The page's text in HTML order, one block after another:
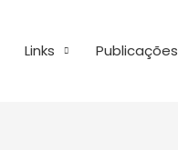
Links Publicações